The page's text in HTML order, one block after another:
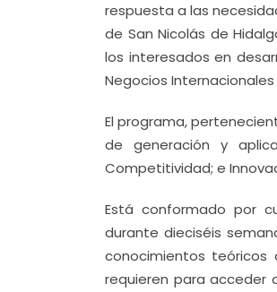
respuesta a las
de San Nicolás de
los interesados en
Negocios Internacionales
El programa,
de generación y
Competitividad; e
Está conformado por
durante dieciséis
conocimientos teóricos
requieren para acceder